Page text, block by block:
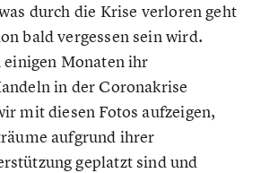
durch die Krise verloren geht
bald vergessen sein wird.
Monaten ihr
in der Coronakrise
mit diesen Fotos aufzeigen,
aufgrund ihrer
geplatzt sind und